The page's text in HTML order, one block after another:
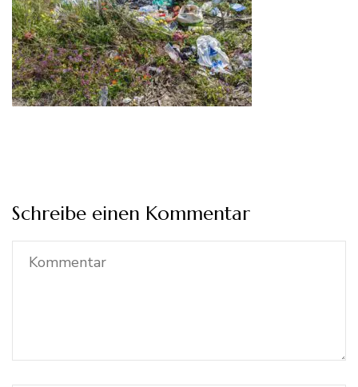
Schreibe einen Kommentar